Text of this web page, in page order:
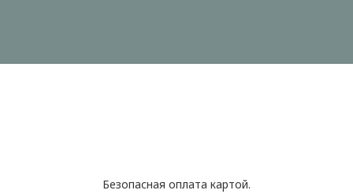
Безопасная оплата картой.